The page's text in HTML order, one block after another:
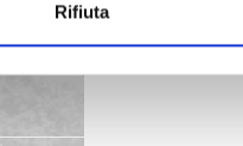
Rifiuta